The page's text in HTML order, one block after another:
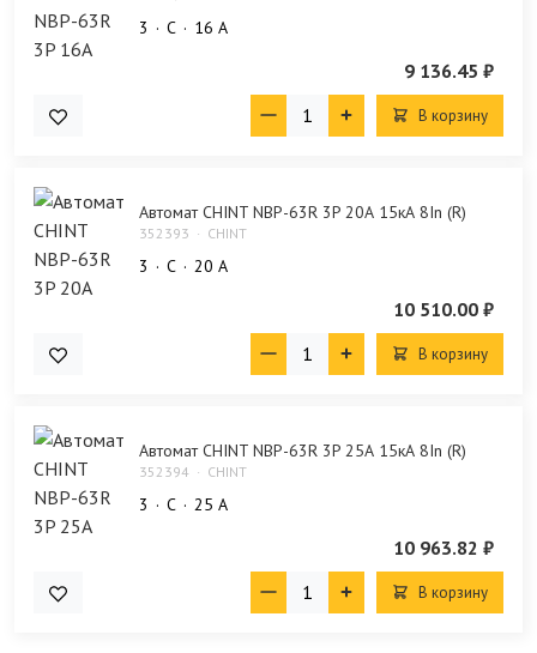
3 C 16 А
9 136.45 ₽
В корзину
Автомат CHINT NBP-63R 3P 20А 15кА 8In (R)
352393 CHINT
3 C 20 А
10 510.00 ₽
В корзину
Автомат CHINT NBP-63R 3P 25А 15кА 8In (R)
352394 CHINT
3 C 25 А
10 963.82 ₽
В корзину